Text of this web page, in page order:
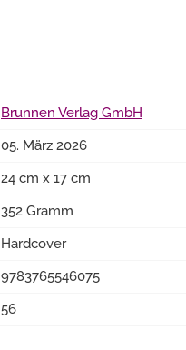
Brunnen Verlag GmbH
05. März 2026
24 cm x 17 cm
352 Gramm
Hardcover
9783765546075
56